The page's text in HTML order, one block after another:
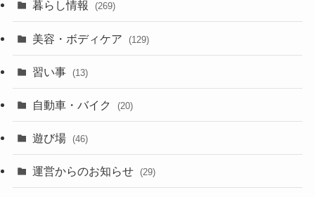
暮らし情報 (269)
美容・ボディケア (129)
習い事 (13)
自動車・バイク (20)
遊び場 (46)
運営からのお知らせ (29)